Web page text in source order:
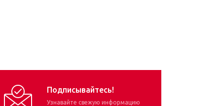
Подписывайтесь!
Узнавайте свежую информацию